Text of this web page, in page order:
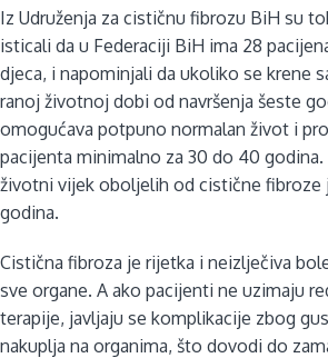
Iz Udruženja za cističnu fibrozu BiH su
isticali da u Federaciji BiH ima 28
djeca, i napominjali da ukoliko se krene
ranoj životnoj dobi od navršenja šeste
omogućava potpuno normalan život i
pacijenta minimalno za 30 do 40
životni vijek oboljelih od cistične fibroze
godina.
Cistična fibroza je rijetka i neizlječiva
sve organe. A ako pacijenti ne uzimaju
terapije, javljaju se komplikacije zbog
nakuplja na organima, što dovodi do